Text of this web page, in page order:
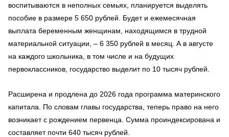
воспитываются в неполных семьях, планируется выделять
пособие в размере 5 650 рублей. Будет и ежемесячная
выплата беременным женщинам, находящимся в трудной
материальной ситуации, – 6 350 рублей в месяц. А в августе
на каждого школьника, в том числе и на будущих
первоклассников, государство выделит по 10 тысяч рублей.
Расширена и продлена до 2026 года программа материнского
капитала. По словам главы государства, теперь право на него
возникает с рождением первенца. Сумма проиндексирована и
составляет почти 640 тысяч рублей.